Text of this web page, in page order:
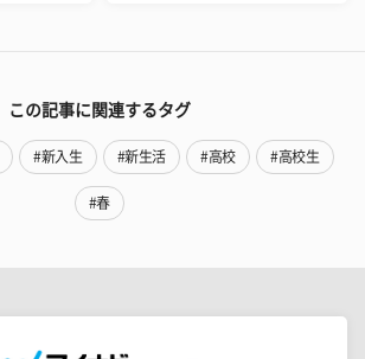
この記事に関連するタグ
#新入生 #新生活 #高校 #高校生
#春